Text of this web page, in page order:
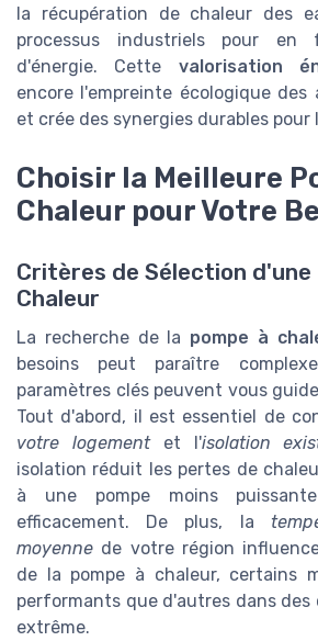
la récupération de chaleur des
processus industriels pour en
d'énergie. Cette valorisation
encore l'empreinte écologique des
et crée des synergies durables
Choisir la Meilleure
Chaleur pour Votre
Critères de Sélection d'une
Chaleur
La recherche de la pompe à
besoins peut paraître
paramètres clés peuvent vous
Tout d'abord, il est essentiel de
votre logementet l'isolation
isolation réduit les pertes de
à une pompe moins
efficacement. De plus, la
moyenne de votre région
de la pompe à chaleur, certains
performants que d'autres dans
extrême.